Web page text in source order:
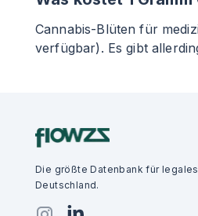
Cannabis-Blüten für
verfügbar). Es gibt
Die größte Datenbank für
Deutschland.